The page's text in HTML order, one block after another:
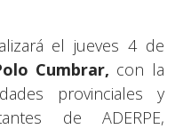
el jueves 4 de
Cumbrar, con la
provinciales y
de ADERPE,